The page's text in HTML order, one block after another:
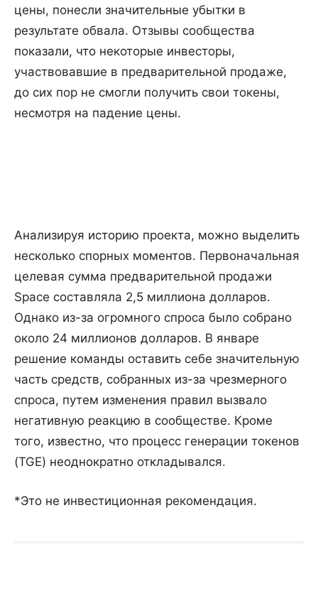
цены, понесли значительные убытки в
результате обвала. Отзывы сообщества
показали, что некоторые инвесторы,
участвовавшие в предварительной продаже,
до сих пор не смогли получить свои токены,
несмотря на падение цены.
Анализируя историю проекта, можно выделить
несколько спорных моментов. Первоначальная
целевая сумма предварительной продажи
Space составляла 2,5 миллиона долларов.
Однако из-за огромного спроса было собрано
около 24 миллионов долларов. В январе
решение команды оставить себе значительную
часть средств, собранных из-за чрезмерного
спроса, путем изменения правил вызвало
негативную реакцию в сообществе. Кроме
того, известно, что процесс генерации токенов
(TGE) неоднократно откладывался.
*Это не инвестиционная рекомендация.